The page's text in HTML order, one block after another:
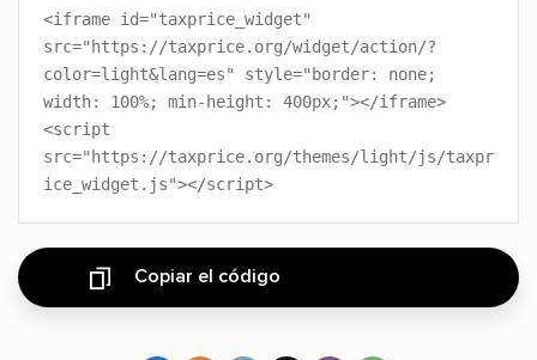
<iframe id="taxprice_widget"
src="https://taxprice.org/widget/action/?
color=light&lang=es" style="border: none;
width: 100%; min-height: 400px;"></iframe>
<script
src="https://taxprice.org/themes/light/js/taxpr
ice_widget.js"></script>
Copiar el código